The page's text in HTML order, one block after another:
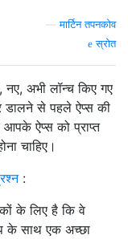
—मार्टिन तपनकोव
स्रोत
अभी लॉन्च किए गए
डालने से पहले ऐप्स की
ऐप्स को प्राप्त
चाहिए।
:
के लिए है कि वे
के साथ एक अच्छा